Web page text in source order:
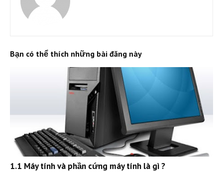
Bạn có thể thích những bài đăng này
1.1 Máy tính và phần cứng máy tính là gì ?